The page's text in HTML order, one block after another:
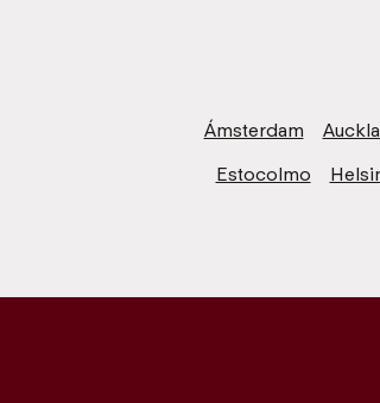
Ámsterdam
Estocolmo